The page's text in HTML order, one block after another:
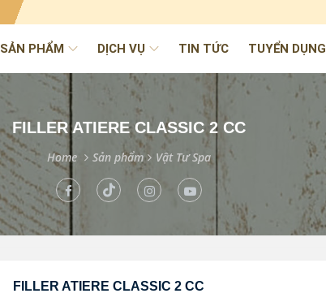
SẢN PHẨM DỊCH VỤ TIN TỨC TUYỂN DỤNG
FILLER ATIERE CLASSIC 2 CC
Home Sản phẩm Vật Tư Spa
FILLER ATIERE CLASSIC 2 CC